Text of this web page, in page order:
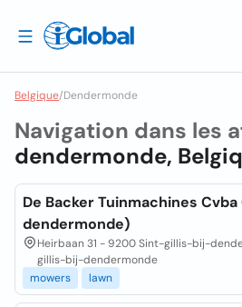
Belgique/Dendermonde
Navigation dans les
dendermonde,
De Backer Tuinmachines
dendermonde)
Heirbaan 31 - 9200 Sint-gillis-bij-
gillis-bij-dendermonde
mowers
lawn